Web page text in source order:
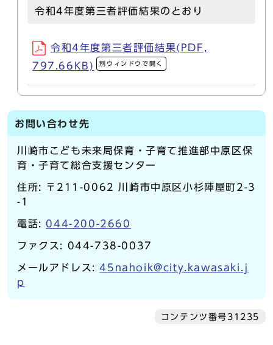
令和4年度第三者評価結果のとおり
令和4年度第三者評価結果(PDF,
797.66KB)
別ウィンドウで開く
お問い合わせ先
川崎市こども未来局保育・子育て推進部中原区保
育・子育て総合支援センター
住所: 〒211-0062 川崎市中原区小杉陣屋町2-3
-1
電話: 044-200-2660
ファクス: 044-738-0037
メールアドレス:45nahoik@city.kawasaki.j
p
コンテンツ番号31235